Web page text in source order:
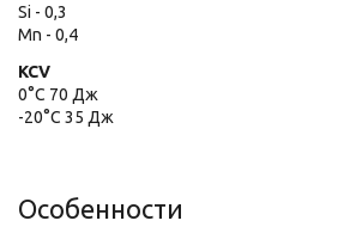
Si - 0,3
Mn - 0,4
KCV
0°С 70 Дж
-20°С 35 Дж
Особенности